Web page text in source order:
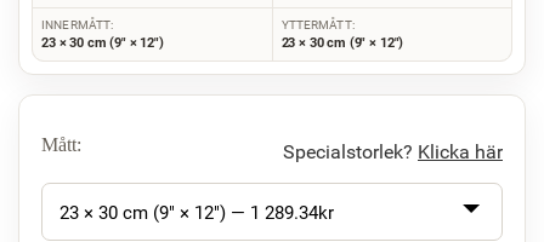
INNERMÅTT:
23 × 30 cm (9" × 12")
YTTERMÅTT:
23 × 30 cm (9" × 12")
Mått: Specialstorlek? Klicka här
23 × 30 cm (9" × 12") — 1 289.34kr